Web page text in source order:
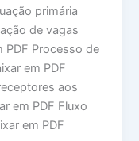
primária
de vagas
PDF Processo de
em PDF
aos
em PDF Fluxo
em PDF